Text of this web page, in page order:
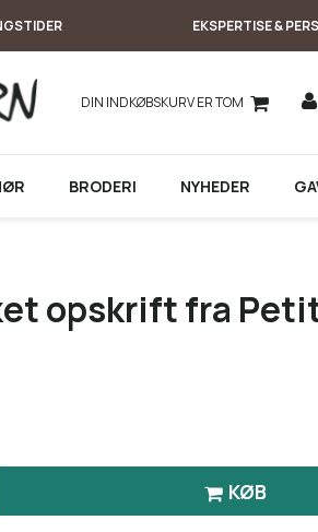
EKSPERTISE &
DIN INDKØBSKURV ER TOM
BRODERI NYHEDER
opskrift fra
KØB